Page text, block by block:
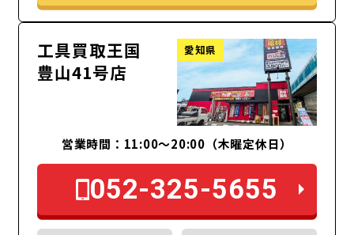
工具買取王国
豊山41号店
愛知県
営業時間：11:00～20:00（木曜定休日）
052-325-5655